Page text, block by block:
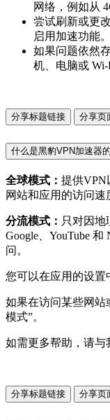
网络，例如从
尝试刷新或更
启用加速功能。
如果问题依然
机、电脑或 Wi-
分享标题链接 分享页
什么是黑豹VPN加速器的
全球模式： 提供VPN
网站和应用的访问速
分流模式： 只对因地
Google、YouTube
问。
您可以在应用的设置
如果在访问某些网站
模式”。
如需更多帮助，请与
分享标题链接 分享页